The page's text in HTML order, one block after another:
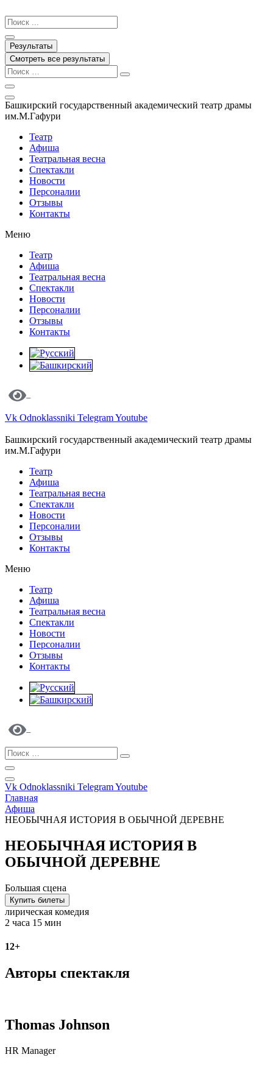
к
содержимому
Search
...
Результаты
Смотреть все результаты
Башкирский государственный академический театр драмы
им.М.Гафури
Театр
Афиша
Театральная весна
Спектакли
Новости
Персоналии
Отзывы
Контакты
Меню
Театр
Афиша
Театральная весна
Спектакли
Новости
Персоналии
Отзывы
Контакты
Vk Odnoklassniki TelegramYoutube
Башкирский государственный академический театр драмы
им.М.Гафури
Театр
Афиша
Театральная весна
Спектакли
Новости
Персоналии
Отзывы
Контакты
Меню
Театр
Афиша
Театральная весна
Спектакли
Новости
Персоналии
Отзывы
Контакты
Vk Odnoklassniki TelegramYoutube
Главная
Афиша
НЕОБЫЧНАЯ ИСТОРИЯ В ОБЫЧНОЙ ДЕРЕВНЕ
НЕОБЫЧНАЯ ИСТОРИЯ В
ОБЫЧНОЙ ДЕРЕВНЕ
Большая сцена
Купить билеты
лирическая комедия
2 часа 15 мин
12+
Авторы спектакля
Thomas Johnson
HR Manager